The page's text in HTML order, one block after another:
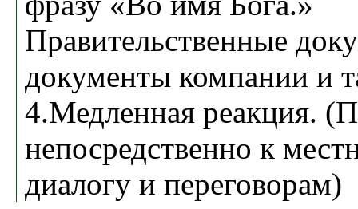
Правительственные
документы компании и
4.Медленная реакция.
непосредственно к
диалогу и переговорам)